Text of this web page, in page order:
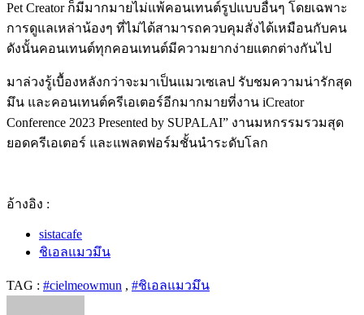
Pet Creator ก็มีมากมายไม่แพ้คอนเทนต์รูปแบบอื่นๆ โดยเฉพาะ
การดูแลเหล่าน้องๆ ที่ไม่ได้สามารถควบคุมสั่งได้เหมือนกับคน
ดังนั้นคอนเทนต์ทุกคอนเทนต์มีความยากง่ายแตกต่างกันไป
มาล่วงรู้เบื้องหลังกว่าจะมาเป็นแมวเซเลป รับชมความน่ารักสุด
มึน และคอนเทนต์ครีเอเตอร์อีกมากมายที่งาน iCreator
Conference 2023 Presented by SUPALAI” งานมหกรรมรวมสุด
ยอดครีเอเตอร์ และแพลตฟอร์มชั้นนำระดับโลก
อ้างอิง :
sistacafe
ชิเอลแมวมึน
TAG : #cielmeowmun , #ชิเอลแมวมึน